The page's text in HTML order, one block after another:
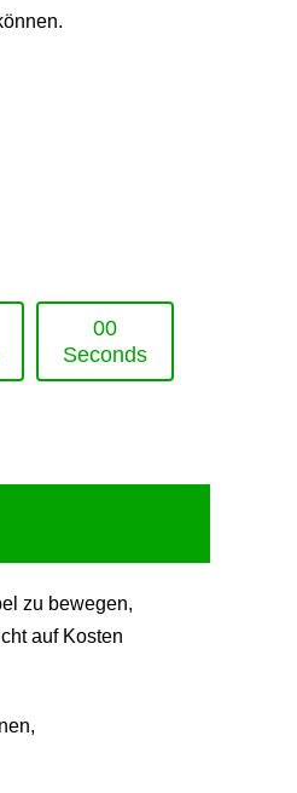
00
Seconds
zu bewegen,
auf Kosten